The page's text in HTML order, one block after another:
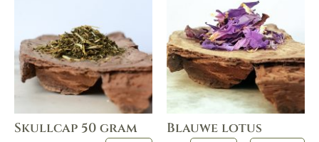
Skullcap 50 gram Blauwe lotus